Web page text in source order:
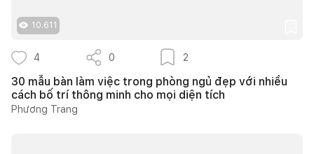
10.611
4 0 2
30 mẫu bàn làm việc trong phòng ngủ đẹp với nhiều
cách bố trí thông minh cho mọi diện tích
Phương Trang